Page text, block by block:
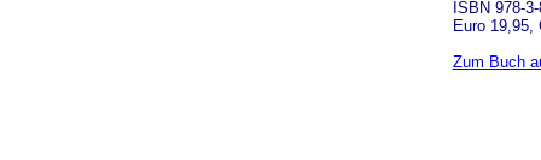
ISBN 978-
Euro 19,95,
Zum Buch